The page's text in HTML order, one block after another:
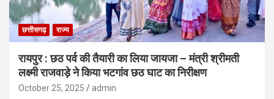
छत्तीसगढ़ राज्य
रायपुर : छठ पर्व की तैयारी का लिया जायजा – मंत्री श्रीमती
लक्ष्मी राजवाड़े ने किया भटगांव छठ घाट का निरीक्षण
October 25, 2025 admin